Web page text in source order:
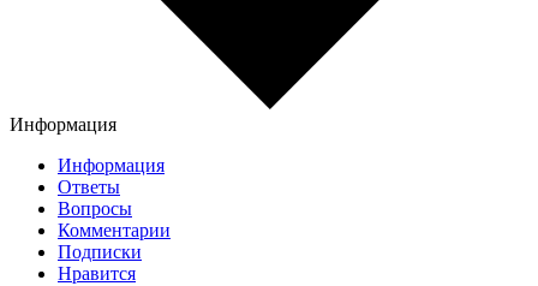
Информация
Информация
Ответы
Вопросы
Комментарии
Подписки
Нравится